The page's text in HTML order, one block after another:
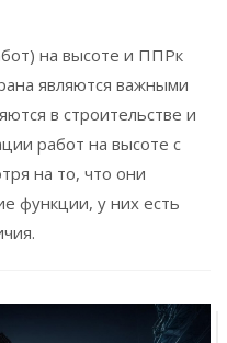
на высоте и ППРк
являются важными
в строительстве и
работ на высоте с
на то, что они
функции, у них есть